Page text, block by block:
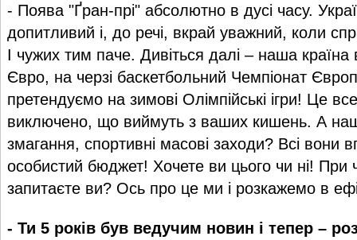
- Поява "Ґран-прі" абсолютно в дусі часу.
допитливий і, до речі, вкрай уважний, коли
І чужих тим паче. Дивіться далі – наша
Євро, на черзі баскетбольний Чемпіонат
претендуємо на зимові Олімпійські ігри! Це
виключено, що виймуть з ваших кишень. А наші
змагання, спортивні масові заходи? Всі вони
особистий бюджет! Хочете ви цього чи ні! При
запитаєте ви? Ось про це ми і розкажемо в
- Ти 5 років був ведучим новин і тепер –